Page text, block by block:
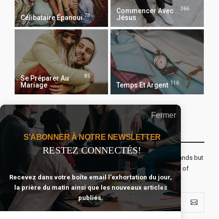
Célibataire Épanoui 78
Commencer Avec
Jésus
366
Se Préparer Au
Mariage
85
Temps Et Argent 116
Recevoir Notre Newsletter Chaque Matin
The real voyage of discovery consists not in seeking new lands but
seeing with new eyes. All journeys have secret destinations of
which the traveler is unaware.
Fermer
S'ABONNER À NOTRE NEWSLETTER
RESTEZ CONNECTÉS!
Recevez dans votre boîte email l'exhortation du jour,
la prière du matin ainsi que les nouveaux articles
publiés.